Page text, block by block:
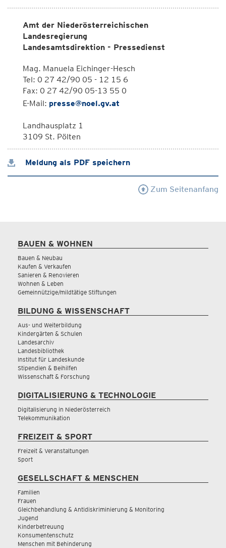
Amt der Niederösterreichischen
Landesregierung
Landesamtsdirektion - Pressedienst
Mag. Manuela Eichinger-Hesch
Tel: 0 27 42/90 05 - 12 15 6
Fax: 0 27 42/90 05-13 55 0
E-Mail: presse@noel.gv.at
Landhausplatz 1
3109 St. Pölten
Meldung als PDF speichern
Zum Seitenanfang
BAUEN & WOHNEN
Bauen & Neubau
Kaufen & Verkaufen
Sanieren & Renovieren
Wohnen & Leben
Gemeinnützige/mildtätige Stiftungen
BILDUNG & WISSENSCHAFT
Aus- und Weiterbildung
Kindergärten & Schulen
Landesarchiv
Landesbibliothek
Institut für Landeskunde
Stipendien & Beihilfen
Wissenschaft & Forschung
DIGITALISIERUNG & TECHNOLOGIE
Digitalisierung in Niederösterreich
Telekommunikation
FREIZEIT & SPORT
Freizeit & Veranstaltungen
Sport
GESELLSCHAFT & MENSCHEN
Familien
Frauen
Gleichbehandlung & Antidiskriminierung & Monitoring
Jugend
Kinderbetreuung
Konsumentenschutz
Menschen mit Behinderung